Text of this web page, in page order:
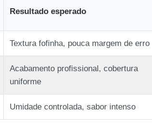
Resultado esperado
Textura fofinha, pouca margem de erro
Acabamento profissional, cobertura
uniforme
Umidade controlada, sabor intenso